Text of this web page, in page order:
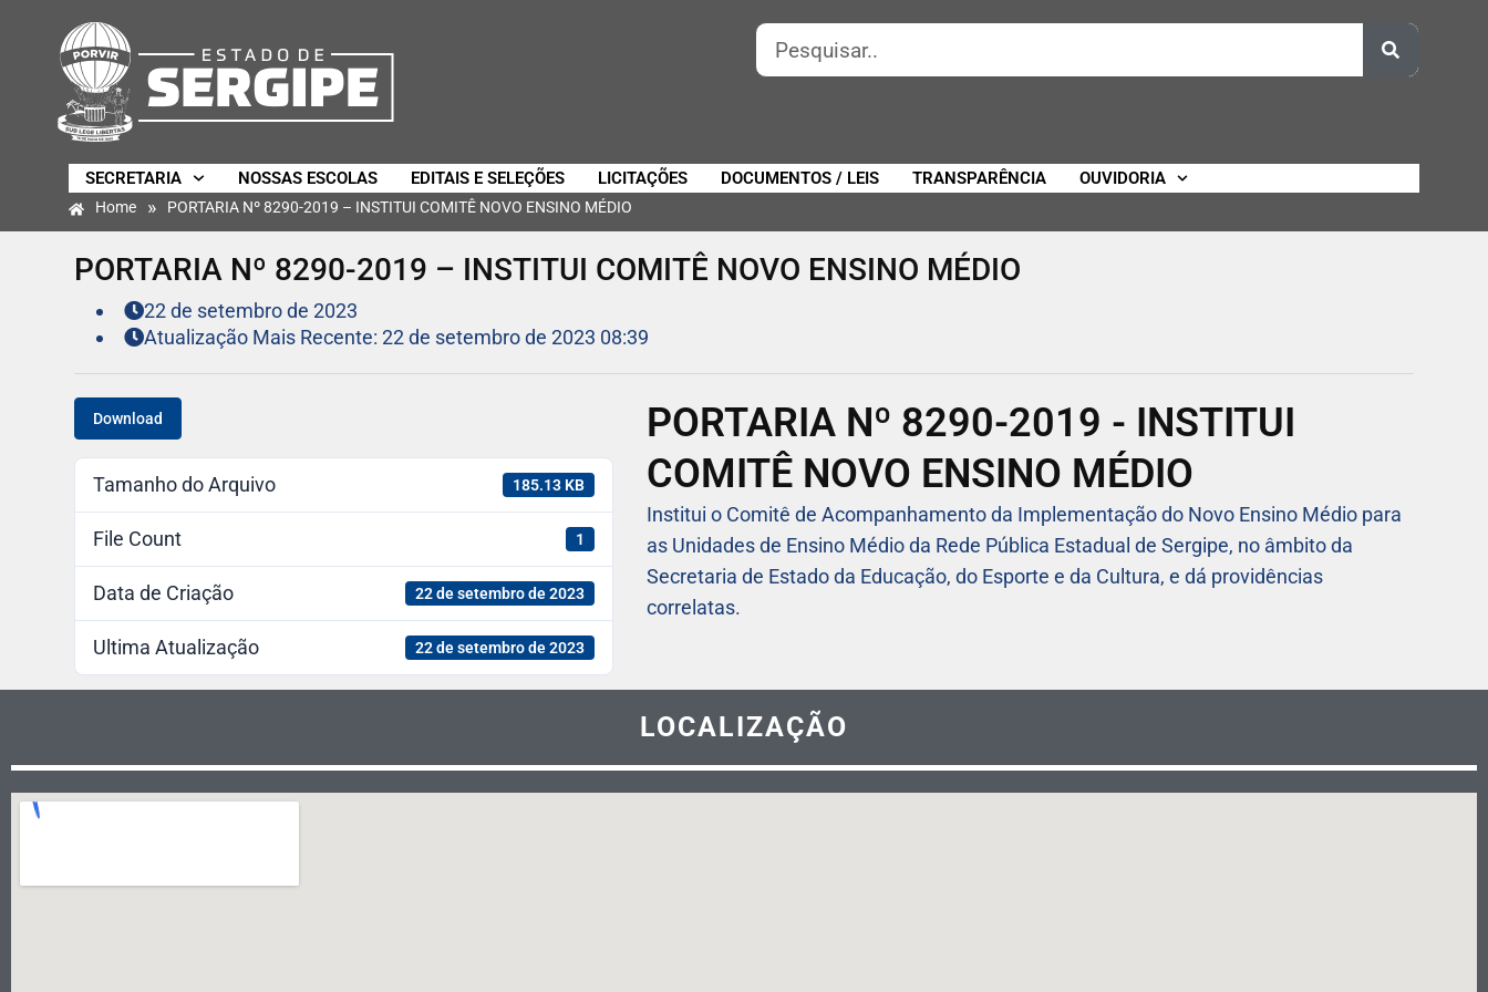
SECRETARIA NOSSAS ESCOLAS EDITAIS E SELEÇÕES LICITAÇÕES DOCUMENTOS / LEIS TRANSPARÊNCIA OUVIDORIA
Home » PORTARIA Nº 8290-2019 – INSTITUI COMITÊ NOVO ENSINO MÉDIO
PORTARIA Nº 8290-2019 – INSTITUI COMITÊ NOVO ENSINO MÉDIO
22 de setembro de 2023
Atualização Mais Recente: 22 de setembro de 2023 08:39
Download
Tamanho do Arquivo 185.13 KB
File Count 1
Data de Criação 22 de setembro de 2023
Ultima Atualização 22 de setembro de 2023
PORTARIA Nº 8290-2019 - INSTITUI
COMITÊ NOVO ENSINO MÉDIO
Institui o Comitê de Acompanhamento da Implementação do Novo Ensino Médio para
as Unidades de Ensino Médio da Rede Pública Estadual de Sergipe, no âmbito da
Secretaria de Estado da Educação, do Esporte e da Cultura, e dá providências
correlatas.
LOCALIZAÇÃO